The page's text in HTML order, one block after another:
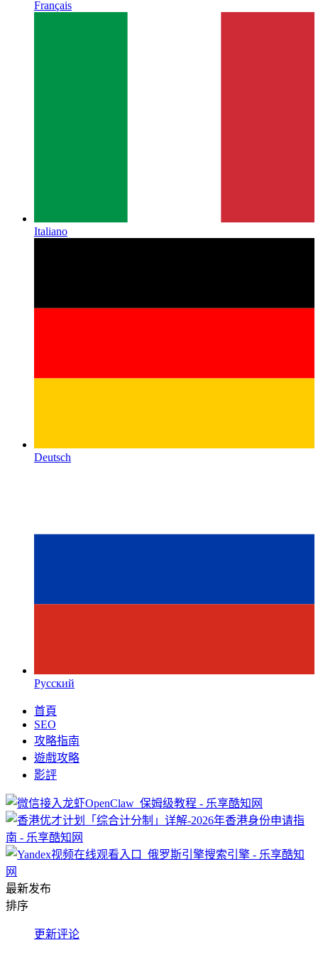
Français
Italiano
Deutsch
Русский
首頁
SEO
攻略指南
遊戲攻略
影評
最新发布
排序
更新评论